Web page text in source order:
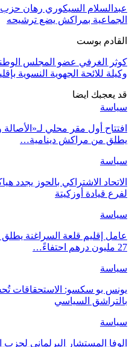
عبدالسلام السيكوري رهان حزب
الجماعية بمراكش يضع ترشيحه
القادم بوست
كوثر الغرفي عضو المجلس
وكيلة للائحة الجهوية النسوية
قد يعجبك ايضا
سياسة
افتتاح أول مقر محلي
يطلق من مراكش دينامية…
سياسة
الاتحاد الاشتراكي بالحوز يجدد
لفرع قيادة أوزكيتة
سياسة
عامل إقليم قلعة السراغنة يطلق
27 مليون درهم احتفاءً…
سياسة
يونس بو سكسو: الاستحقاقات
بالتراشق السياسي
سياسة
الوفا المستشار البرلماني